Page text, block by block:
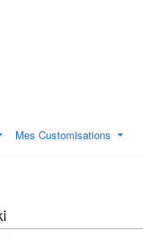
Mes Customisations